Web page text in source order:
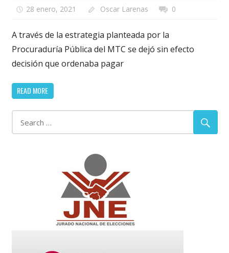
28 enero, 2021 Oscar Larenas 0
A través de la estrategia planteada por la
Procuraduría Pública del MTC se dejó sin efecto
decisión que ordenaba pagar
READ MORE